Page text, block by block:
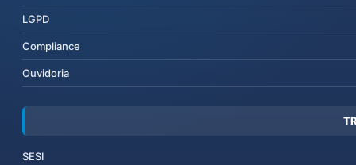
LGPD
Compliance
Ouvidoria
SESI